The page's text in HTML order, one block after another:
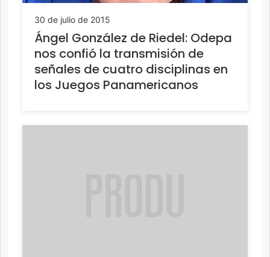
30 de julio de 2015
Ángel González de Riedel: Odepa
nos confió la transmisión de
señales de cuatro disciplinas en
los Juegos Panamericanos